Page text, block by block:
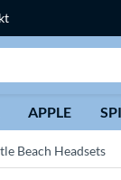
APPLE
Beach Headsets